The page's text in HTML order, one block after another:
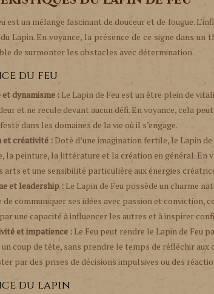
est un mélange fascinant de douceur et de fougue.
Lapin. En voyance, la présence de ce signe dans
de surmonter les obstacles avec détermination.
du feu
et dynamisme : Le Lapin de Feu est un être plein de
et ne recule devant aucun défi. En voyance, cela
dans les domaines de la vie où il s’engage.
et créativité : Doté d’une imagination fertile, le Lapin
la peinture, la littérature et la création en général. En
arts et une sensibilité particulière aux énergies
et leadership : Le Lapin de Feu possède un charme
de communiquer ses idées avec passion et conviction,
une capacité à influencer les autres et à inspirer
et impatience : Le Feu peut rendre le Lapin de Feu
coup de tête, sans prendre le temps de réfléchir aux
par des prises de décisions impulsives ou des
du lapin